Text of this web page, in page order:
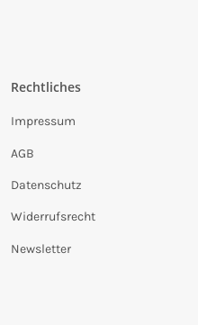
Rechtliches
Impressum
AGB
Datenschutz
Widerrufsrecht
Newsletter